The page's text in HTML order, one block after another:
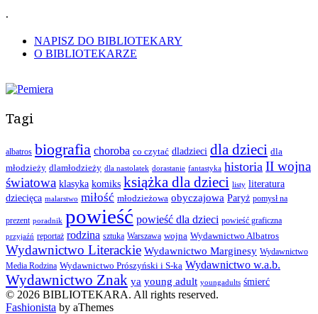
.
NAPISZ DO BIBLIOTEKARY
O BIBLIOTEKARZE
Tagi
albatros biografia choroba co czytać dladzieci dla dzieci dla
młodzieży dlamłodzieży dla nastolatek dorastanie fantastyka historia II wojna
światowa klasyka komiks książka dla dzieci listy literatura
dziecięca malarstwo miłość młodzieżowa obyczajowa Paryż pomysł na
prezent poradnik powieść powieść dla dzieci powieść graficzna
przyjaźń reportaż rodzina sztuka Warszawa wojna Wydawnictwo Albatros
Wydawnictwo Literackie Wydawnictwo Marginesy Wydawnictwo
Media Rodzina Wydawnictwo Prószyński i S-ka Wydawnictwo w.a.b.
Wydawnictwo Znak ya young adult youngadults śmierć
© 2026 BIBLIOTEKARA. All rights reserved.
Fashionista by aThemes